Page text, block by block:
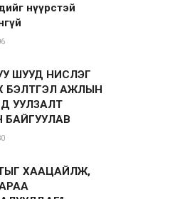
нүүрстэй
ШУУД НИСЛЭГ
БЭЛТГЭЛ АЖЛЫН
УУЛЗАЛТ
БАЙГУУЛАВ
ХААЦАЙЛЖ,